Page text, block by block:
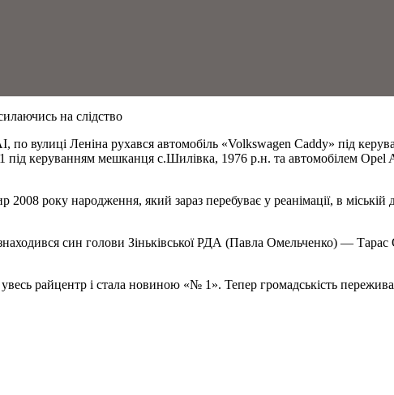
на слідство
вулиці Леніна рухався автомобіль «Volkswagen Caddy» під
під керуванням мешканця с.Шилівка, 1976 р.н. та автомобілем Opel
року народження, який зараз перебуває у реанімації, в міській
син голови Зіньківської РДА (Павла Омельченко) —
райцентр і стала новиною «№ 1». Тепер громадськість